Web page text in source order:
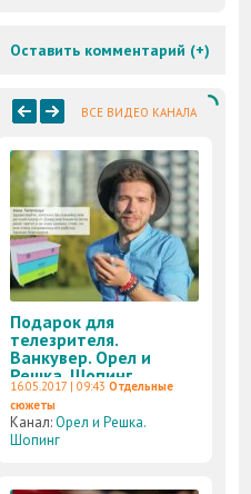
Оставить комментарий (+)
ВСЕ ВИДЕО КАНАЛА
Подарок для
телезрителя.
Ванкувер. Орел и
Решка. Шопинг
16.05.2017 | 09:43 Отдельные
сюжеты
Канал:Орел и Решка.
Шопинг